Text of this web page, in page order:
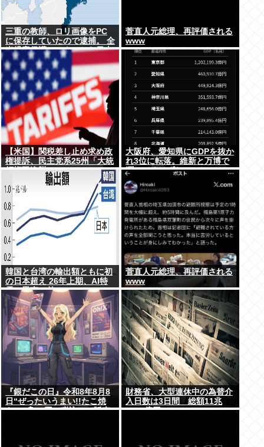
三重の教師、ロリ画像をPC
に保存していたので逮捕。 全
米児童保護センターから日本
の警察庁に通報が来る。
菅直人元総理、再評価される
www
【米国】関税差し止め求め政
権提訴、民主党系25州「大統
領権限逸脱」
大阪府、愛知県にGDPを抜か
れ3位に転落。維新と万博で
潤ってるはずじゃ…
韓国と台湾の輸出額ともに初
の日本超え 26年上期、AI特
需の恩恵で差
菅直人元総理、再評価される
www
『銀だこの日』令和8年8月8
日“ぜったいうまい!!たこ焼
を、1舟88円（税込）で販売
財務省、大型連休中の為替介
入日数は3日間 総額11兆
7349億円